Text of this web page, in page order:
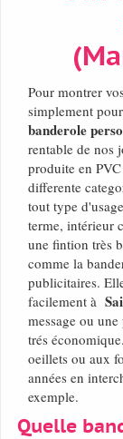
Pour montrer
simplement
banderole
rentable de nos
produite en
differente
tout type
terme, intérieur
une fintion très
comme la
publicitaires.
facilement à
message ou
trés
oeillets ou aux
années en
exemple.
Quelle